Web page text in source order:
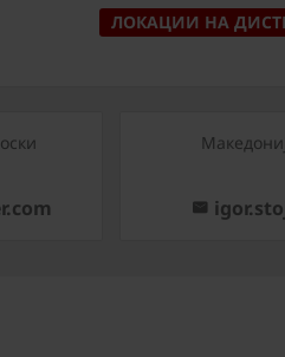
ЛОКАЦИИ НА